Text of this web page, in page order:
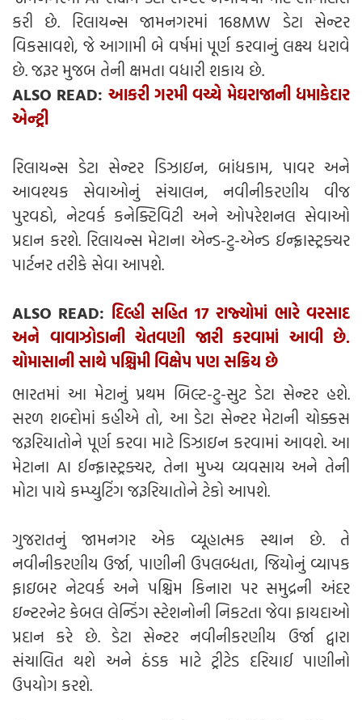
કરી છે. રિલાયન્સ જામનગરમાં 168MW ડેટા સેન્ટર
વિકસાવશે, જે આગામી બે વર્ષમાં પૂર્ણ કરવાનું લક્ષ્ય ધરાવે
છે. જરૂર મુજબ તેની ક્ષમતા વધારી શકાય છે.
ALSO READ: આકરી ગરમી વચ્ચે મેઘરાજાની ધમાકેદાર
એન્ટ્રી
રિલાયન્સ ડેટા સેન્ટર ડિઝાઇન, બાંધકામ, પાવર અને
આવશ્યક સેવાઓનું સંચાલન, નવીનીકરણીય વીજ
પુરવઠો, નેટવર્ક કનેક્ટિવિટી અને ઓપરેશનલ સેવાઓ
પ્રદાન કરશે. રિલાયન્સ મેટાના એન્ડ-ટુ-એન્ડ ઈન્ફ્રાસ્ટ્રક્ચર
પાર્ટનર તરીકે સેવા આપશે.
ALSO READ: દિલ્હી સહિત 17 રાજ્યોમાં ભારે વરસાદ
અને વાવાઝોડાની ચેતવણી જારી કરવામાં આવી છે.
ચોમાસાની સાથે પશ્ચિમી વિક્ષેપ પણ સક્રિય છે
ભારતમાં આ મેટાનું પ્રથમ બિલ્ટ-ટુ-સુટ ડેટા સેન્ટર હશે.
સરળ શબ્દોમાં કહીએ તો, આ ડેટા સેન્ટર મેટાની ચોક્કસ
જરૂરિયાતોને પૂર્ણ કરવા માટે ડિઝાઇન કરવામાં આવશે. આ
મેટાના AI ઈન્ફ્રાસ્ટ્રક્ચર, તેના મુખ્ય વ્યવસાય અને તેની
મોટા પાયે કમ્પ્યુટિંગ જરૂરિયાતોને ટેકો આપશે.
ગુજરાતનું જામનગર એક વ્યૂહાત્મક સ્થાન છે. તે
નવીનીકરણીય ઉર્જા, પાણીની ઉપલબ્ધતા, જિયોનું વ્યાપક
ફાઇબર નેટવર્ક અને પશ્ચિમ કિનારા પર સમુદ્રની અંદર
ઇન્ટરનેટ કેબલ લેન્ડિંગ સ્ટેશનોની નિકટતા જેવા ફાયદાઓ
પ્રદાન કરે છે. ડેટા સેન્ટર નવીનીકરણીય ઉર્જા દ્વારા
સંચાલિત થશે અને ઠંડક માટે ટ્રીટેડ દરિયાઈ પાણીનો
ઉપયોગ કરશે.